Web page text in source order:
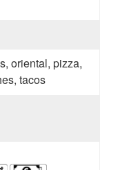
oriental, pizza,
tacos